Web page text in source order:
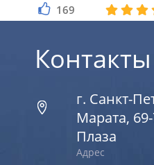
169
Контакты
г. Санкт-
Марата,
Плаза
Адрес